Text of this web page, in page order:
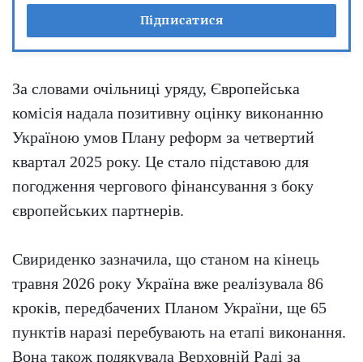
Підписатися
За словами очільниці уряду, Європейська
комісія надала позитивну оцінку виконанню
Україною умов Плану реформ за четвертий
квартал 2025 року. Це стало підставою для
погодження чергового фінансування з боку
європейських партнерів.
Свириденко зазначила, що станом на кінець
травня 2026 року Україна вже реалізувала 86
кроків, передбачених Планом України, ще 65
пунктів наразі перебувають на етапі виконання.
Вона також подякувала Верховній Раді за